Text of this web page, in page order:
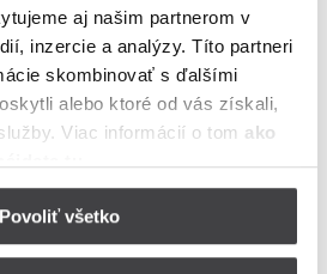
aj našim partnerom v
inzercie a analýzy. Títo partneri
skombinovať s ďalšími
alebo ktoré od vás získali,
Viac informácií o tom ako
Povoliť všetko
riadia Zmluvou o poskytovaní verejne
všetkých jej súčastí, t.j. najmä
verejne dostupných služieb,
UPC Internet a Tarify jednorazových
kampane predstavujú mesačné
podľa týchto podmienok kampane a
aktuálne platných právnych